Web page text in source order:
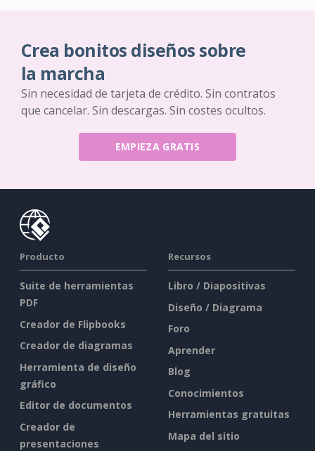
Crea bonitos diseños sobre
la marcha
Sin necesidad de tarjeta de crédito. Sin contratos
que cancelar. Sin descargas. Sin costes ocultos.
EMPIEZA GRATIS
Producto
Suite de herramientas
PDF
Creador de Flipbooks
Creador de diagramas
Herramienta de diseño
gráfico
Editor de documentos
Creador de
presentaciones
Recursos
Libro / Diapositivas
Diseño / Diagrama
Foro
Aprender
Blog
Conocimientos
Herramientas gratuitas
Mapa del sitio